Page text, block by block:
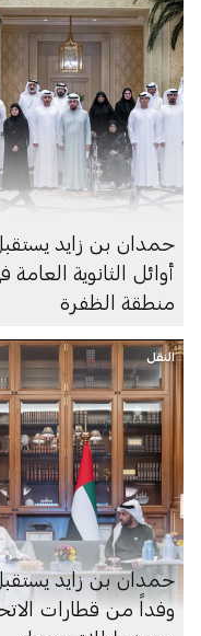
حمدان بن زايد
أوائل الثانوية العامة
منطقة الظفرة
النقل
حمدان بن زايد
وفداً من قطارات